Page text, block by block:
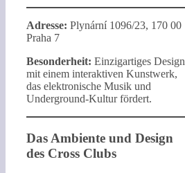
Adresse: Plynární 1096/23, 170 00
Praha 7
Besonderheit: Einzigartiges Design
mit einem interaktiven Kunstwerk,
das elektronische Musik und
Underground-Kultur fördert.
Das Ambiente und Design
des Cross Clubs